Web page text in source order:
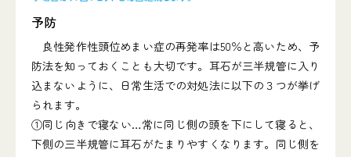
予防
良性発作性頭位めまい症の再発率は50％と高いため、予
防法を知っておくことも大切です。耳石が三半規管に入り
込まないように、日常生活での対処法に以下の３つが挙げ
られます。
①同じ向きで寝ない…常に同じ側の頭を下にして寝ると、
下側の三半規管に耳石がたまりやすくなります。同じ側を